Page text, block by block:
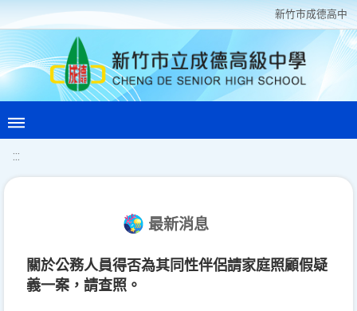
新竹巿成德高中
:::
最新消息
關於公務人員得否為其同性伴侶請家庭照顧假疑
義一案，請查照。